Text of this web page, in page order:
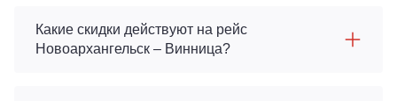
Какие скидки действуют на рейс
Новоархангельск – Винница?